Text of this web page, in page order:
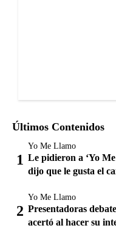
Últimos Contenidos
Yo Me Llamo
Le pidieron a ‘Yo
dijo que le gusta el
Yo Me Llamo
Presentadoras
acertó al hacer su